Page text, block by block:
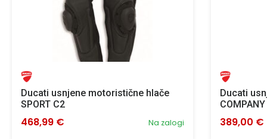
Ducati usnjene motoristične hlače
SPORT C2
Na zalogi
468,99 €
Ducati
389,00 €